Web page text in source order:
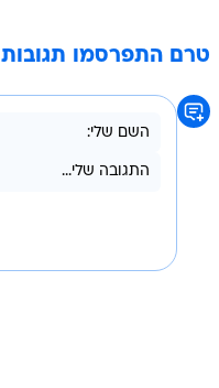
טרם התפרסמו תגובות